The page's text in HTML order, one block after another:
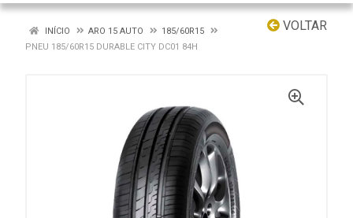
VOLTAR
INÍCIO ARO 15 AUTO
185/60R15
PNEU 185/60R15 DURABLE CITY DC01 84H